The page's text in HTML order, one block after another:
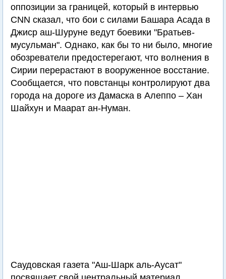
оппозиции за границей, который в интервью
CNN сказал, что бои с силами Башара Асада в
Джиср аш-Шуруне ведут боевики "Братьев-
мусульман". Однако, как бы то ни было, многие
обозреватели предостерегают, что волнения в
Сирии перерастают в вооруженное восстание.
Сообщается, что повстанцы контролируют два
города на дороге из Дамаска в Алеппо – Хан
Шайхун и Маарат ан-Нуман.
Саудовская газета "Аш-Шарк аль-Аусат"